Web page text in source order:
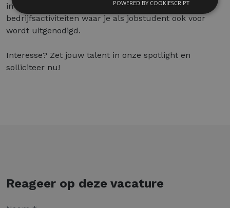
in op teamspirit over de 9 kantoren heen door toffe
bedrijfsactiviteiten waar je als jobstudent ook voor
wordt uitgenodigd.
Interesse? Zet jouw talent in onze spotlight en
solliciteer nu!
Reageer op deze vacature
POWERED BY COOKIESCRIPT